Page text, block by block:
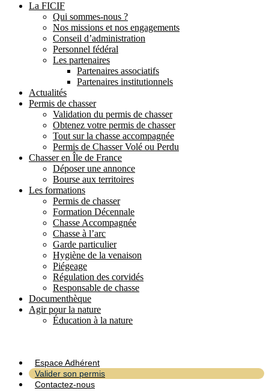
La FICIF
Qui sommes-nous ?
Nos missions et nos engagements
Conseil d’administration
Personnel fédéral
Les partenaires
Partenaires associatifs
Partenaires institutionnels
Actualités
Permis de chasser
Validation du permis de chasser
Obtenez votre permis de chasser
Tout sur la chasse accompagnée
Permis de Chasser Volé ou Perdu
Chasser en Île de France
Déposer une annonce
Bourse aux territoires
Les formations
Permis de chasser
Formation Décennale
Chasse Accompagnée
Chasse à l’arc
Garde particulier
Hygiène de la venaison
Piégeage
Régulation des corvidés
Responsable de chasse
Documenthèque
Agir pour la nature
Éducation à la nature
Espace Adhérent
Valider son permis
Contactez-nous